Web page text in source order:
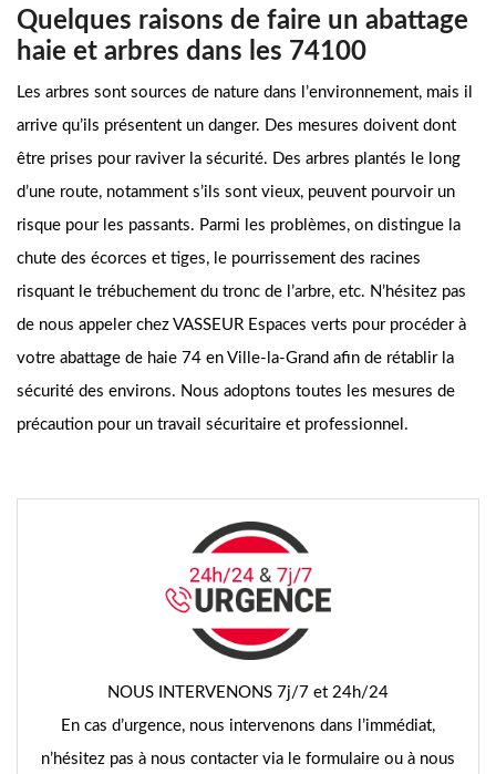
Quelques raisons de faire un abattage
haie et arbres dans les 74100
Les arbres sont sources de nature dans l’environnement, mais il
arrive qu’ils présentent un danger. Des mesures doivent dont
être prises pour raviver la sécurité. Des arbres plantés le long
d’une route, notamment s’ils sont vieux, peuvent pourvoir un
risque pour les passants. Parmi les problèmes, on distingue la
chute des écorces et tiges, le pourrissement des racines
risquant le trébuchement du tronc de l’arbre, etc. N’hésitez pas
de nous appeler chez VASSEUR Espaces verts pour procéder à
votre abattage de haie 74 en Ville-la-Grand afin de rétablir la
sécurité des environs. Nous adoptons toutes les mesures de
précaution pour un travail sécuritaire et professionnel.
NOUS INTERVENONS 7j/7 et 24h/24
En cas d’urgence, nous intervenons dans l’immédiat,
n’hésitez pas à nous contacter via le formulaire ou à nous